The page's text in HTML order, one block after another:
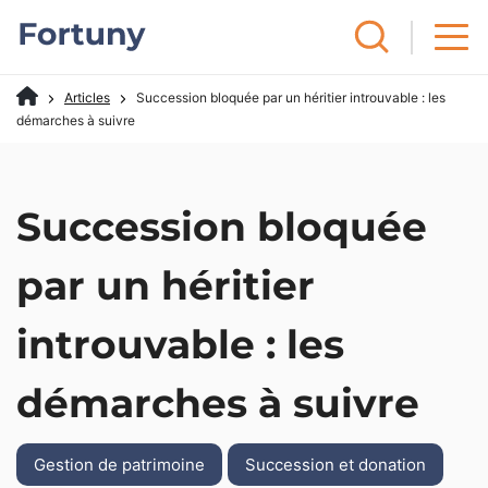
Articles
Succession bloquée par un héritier introuvable : les
démarches à suivre
Succession bloquée
par un héritier
introuvable : les
démarches à suivre
Gestion de patrimoine Succession et donation